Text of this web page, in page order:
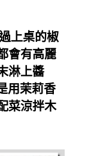
上桌的椒
會有高麗
淋上醬
茉莉香
菜涼拌木